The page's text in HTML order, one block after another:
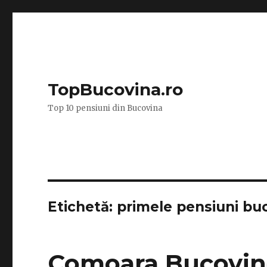
TopBucovina.ro
Top 10 pensiuni din Bucovina
Etichetă: primele pensiuni